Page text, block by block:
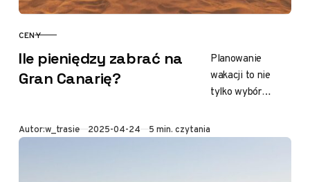
KATEGORIA
CENY
Ile pieniędzy zabrać na
Gran Canarię?
Planowanie
wakacji to nie
tylko wybór
zastanawianie się
Autor:w_trasie Opublikowano
2025-04-24 5 min. czytania